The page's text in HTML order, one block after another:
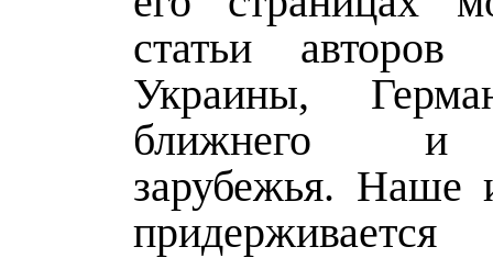
статьи
Украины,
ближнего и
зарубежья. Наше